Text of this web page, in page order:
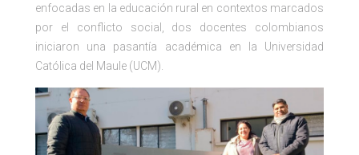
enfocadas en la educación rural en contextos marcados
por el conflicto social, dos docentes colombianos
iniciaron una pasantía académica en la Universidad
Católica del Maule (UCM).